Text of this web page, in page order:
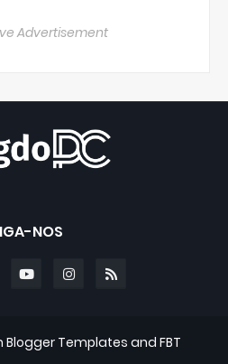
Advertisement
NOS
Blogger Templatesand FBT